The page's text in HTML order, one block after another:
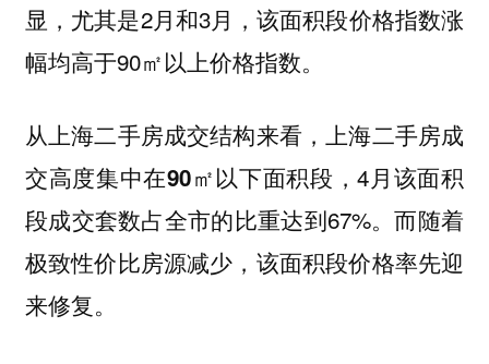
显，尤其是2月和3月，该面积段价格指数涨
幅均高于90㎡以上价格指数。
从上海二手房成交结构来看，
上海二手房成
交高度集中在90㎡以下面积段 ，4月该面积
段成交套数占全市的比重达到67%。而随着
极致性价比房源减少，该面积段价格率先迎
来修复。